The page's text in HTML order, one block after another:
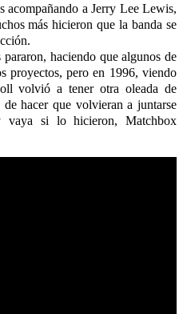
acompañando a Jerry Lee Lewis,
más hicieron que la banda se
haciendo que algunos de
proyectos, pero en 1996, viendo
volvió a tener otra oleada de
hacer que volvieran a juntarse
vaya si lo hicieron, Matchbox